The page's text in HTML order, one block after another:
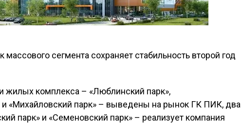
жилых комплекса – «Люблинский парк»,
«Михайловский парк» – выведены на рынок ГК ПИК, два
парк» и «Семеновский парк» – реализует компания